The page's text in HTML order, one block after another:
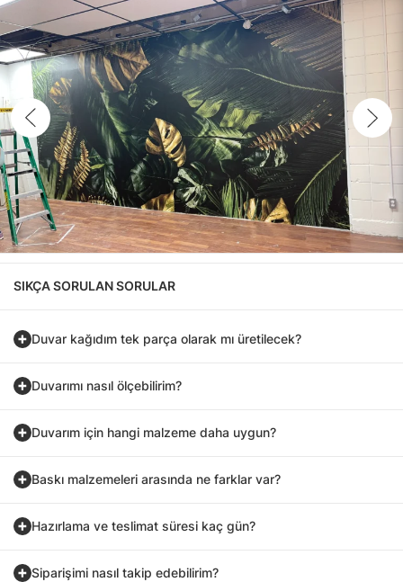
SIKÇA SORULAN SORULAR
Duvar kağıdım tek parça olarak mı üretilecek?
Duvarımı nasıl ölçebilirim?
Duvarım için hangi malzeme daha uygun?
Baskı malzemeleri arasında ne farklar var?
Hazırlama ve teslimat süresi kaç gün?
Siparişimi nasıl takip edebilirim?